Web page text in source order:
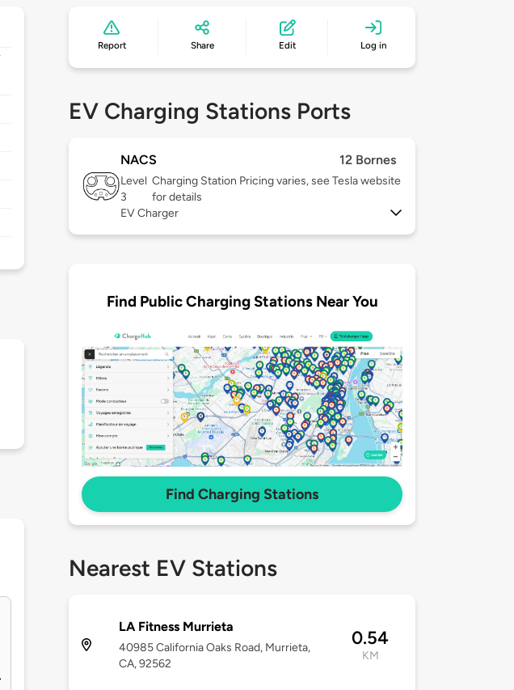
Report Share Edit Log in
EV Charging Stations Ports
NACS 12 Bornes
Level
3
Charging Station Pricing varies, see Tesla website
for details
EV Charger
Find Public Charging Stations Near You
Find Charging Stations
Nearest EV Stations
LA Fitness Murrieta
40985 California Oaks Road, Murrieta,
CA, 92562
0.54
KM